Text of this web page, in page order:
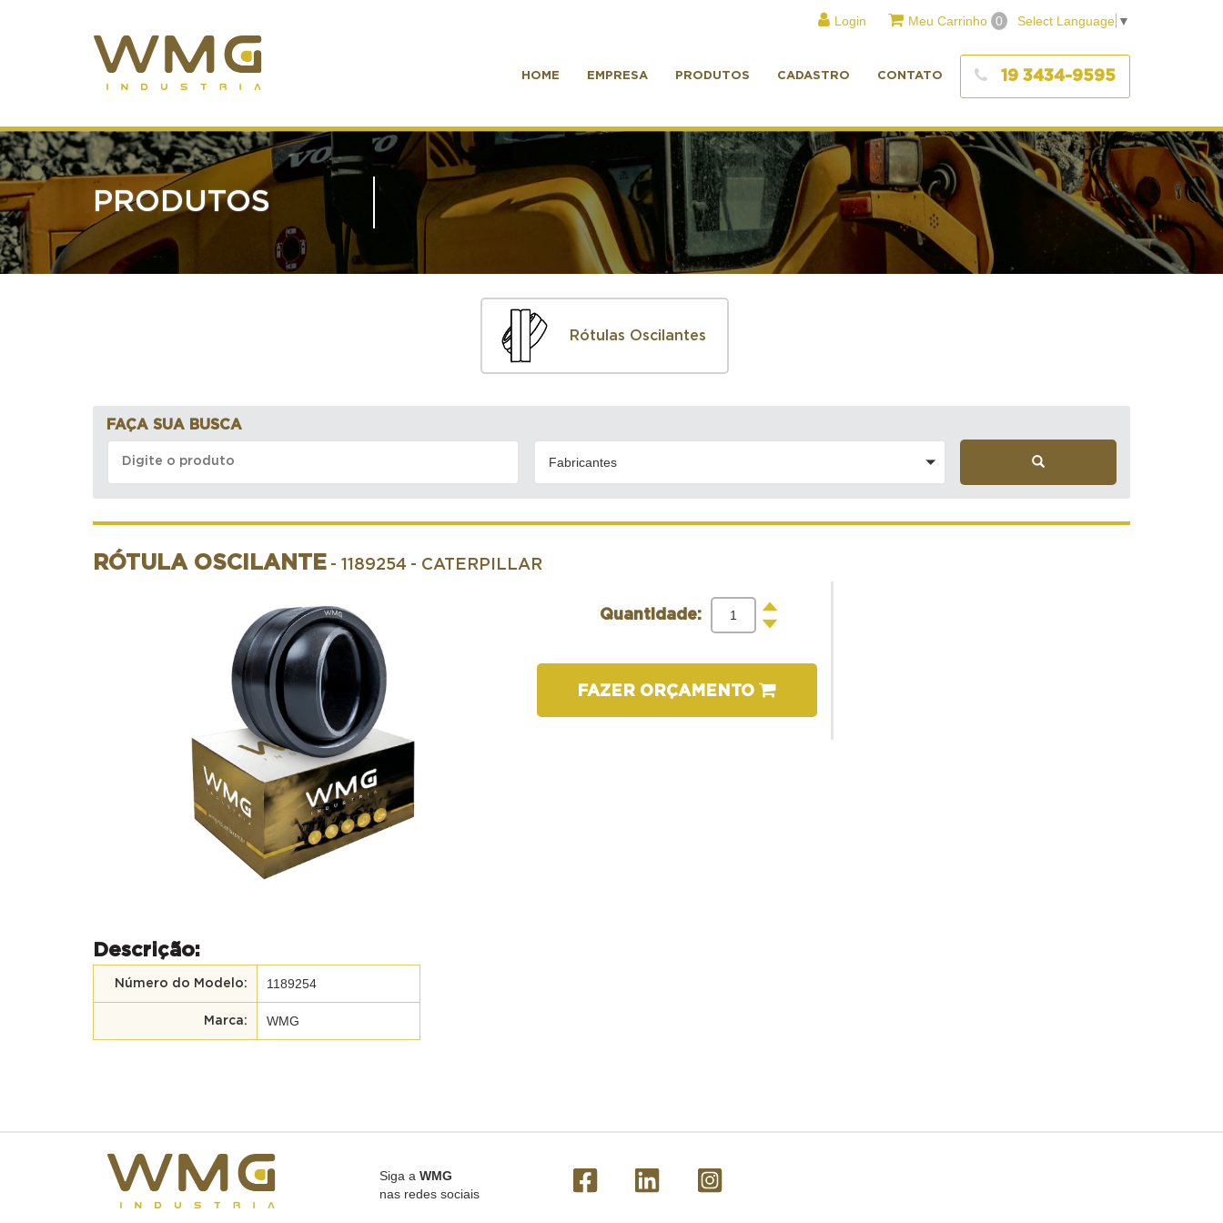
Login Meu Carrinho 0 Select Language ▼
HOME EMPRESA PRODUTOS CADASTRO CONTATO 19 3434-9595
PRODUTOS
Rótulas Oscilantes
FAÇA SUA BUSCA
Fabricantes
RÓTULA OSCILANTE - 1189254 - CATERPILLAR
Quantidade:
+
-
FAZER ORÇAMENTO
Descrição:
Número do Modelo: 1189254
Marca: WMG
Siga a WMG
nas redes sociais